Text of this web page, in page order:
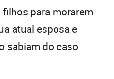
para morarem
atual esposa e
sabiam do caso